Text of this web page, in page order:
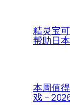
精灵宝
帮助日
本周值
戏 –